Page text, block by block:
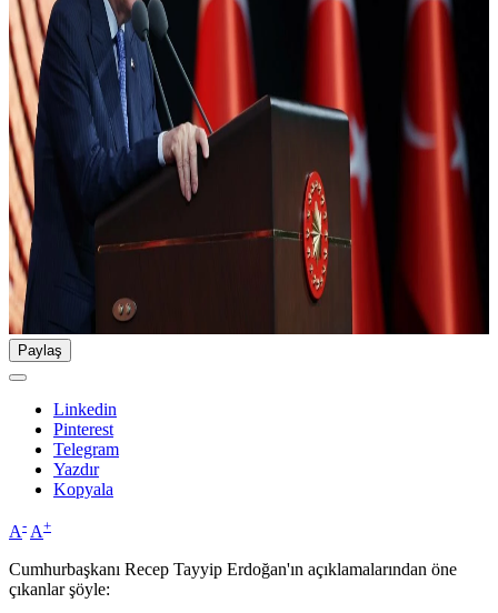
Paylaş
Linkedin
Pinterest
Telegram
Yazdır
Kopyala
A- A+
Cumhurbaşkanı Recep Tayyip Erdoğan'ın açıklamalarından öne
çıkanlar şöyle: